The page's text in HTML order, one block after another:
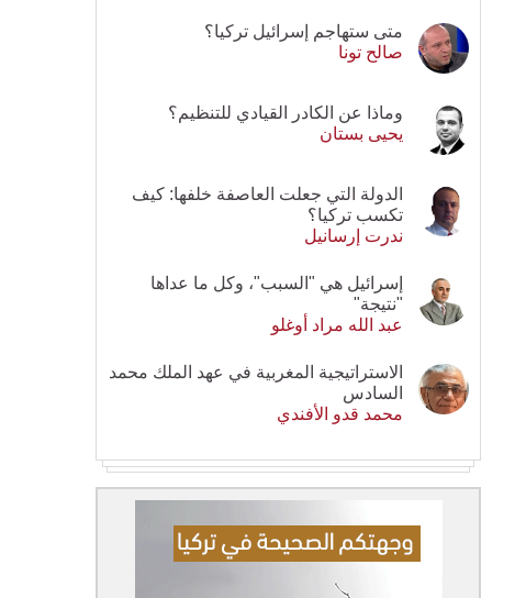
متى ستهاجم إسرائيل تركيا؟
صالح تونا
وماذا عن الكادر القيادي للتنظيم؟
يحيى بستان
الدولة التي جعلت العاصفة خلفها: كيف
تكسب تركيا؟
ندرت إرسانيل
إسرائيل هي "السبب"، وكل ما عداها
"نتيجة"
عبد الله مراد أوغلو
الاستراتيجية المغربية في عهد الملك محمد
السادس
محمد قدو الأفندي